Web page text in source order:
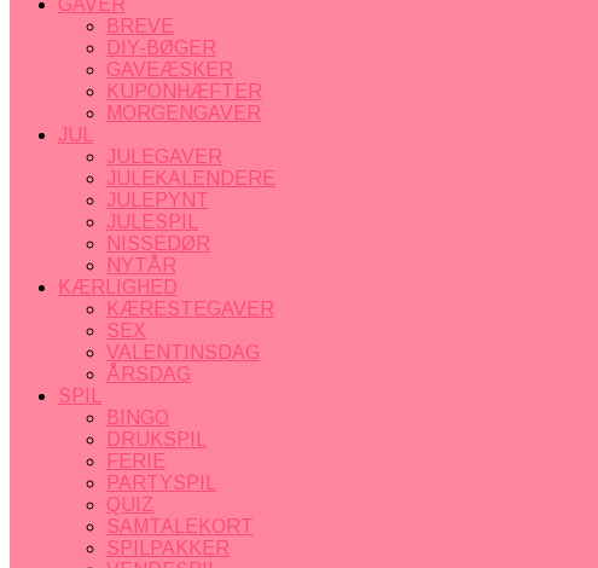
GAVER
BREVE
DIY-BØGER
GAVEÆSKER
KUPONHÆFTER
MORGENGAVER
JUL
JULEGAVER
JULEKALENDERE
JULEPYNT
JULESPIL
NISSEDØR
NYTÅR
KÆRLIGHED
KÆRESTEGAVER
SEX
VALENTINSDAG
ÅRSDAG
SPIL
BINGO
DRUKSPIL
FERIE
PARTYSPIL
QUIZ
SAMTALEKORT
SPILPAKKER